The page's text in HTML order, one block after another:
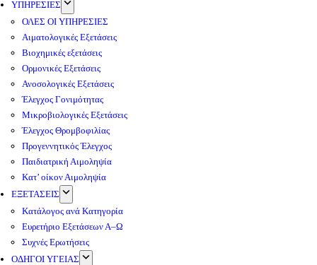
ΥΠΗΡΕΣΙΕΣ
ΟΛΕΣ ΟΙ ΥΠΗΡΕΣΙΕΣ
Αιματολογικές Εξετάσεις
Βιοχημικές εξετάσεις
Ορμονικές Εξετάσεις
Ανοσολογικές Εξετάσεις
Έλεγχος Γονιμότητας
Μικροβιολογικές Εξετάσεις
Έλεγχος Θρομβοφιλίας
Προγεννητικός Έλεγχος
Παιδιατρική Αιμοληψία
Κατ’ οίκον Αιμοληψία
ΕΞΕΤΑΣΕΙΣ
Κατάλογος ανά Κατηγορία
Ευρετήριο Εξετάσεων Α–Ω
Συχνές Ερωτήσεις
ΟΔΗΓΟΙ ΥΓΕΙΑΣ